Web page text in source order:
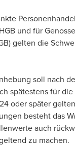
und für
gelten die
soll nach
spätestens für die
oder später
besteht das
auch
zu machen.